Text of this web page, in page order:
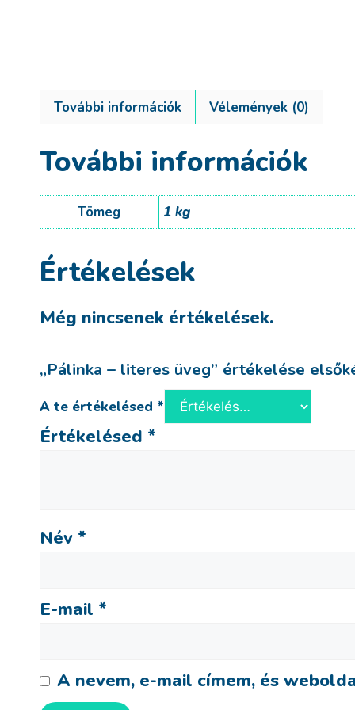
További információk Vélemények (0)
További információk
Tömeg 1 kg
Értékelések
Még nincsenek értékelések.
„Pálinka – literes üveg” értékelése
A te értékelésed *
Értékelésed *
Név *
E-mail *
A nevem, e-mail címem, és